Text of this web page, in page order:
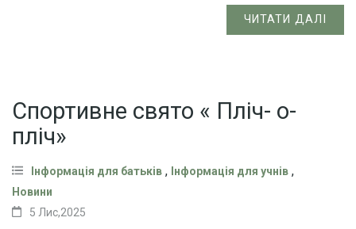
ЧИТАТИ ДАЛІ
Спортивне свято « Пліч- о-
пліч»
Інформація для батьків , Інформація для учнів ,
Новини
5 Лис,2025